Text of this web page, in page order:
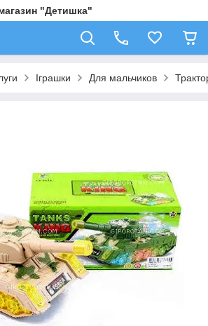
"Детишка"
Іграшки Для мальчиков